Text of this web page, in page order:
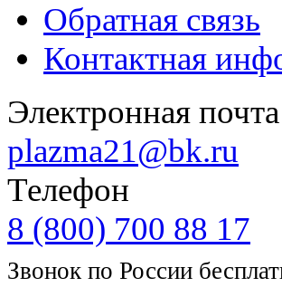
Обратная связь
Контактная
Электронная почта
plazma21@bk.ru
Телефон
8 (800) 700 88 17
Звонок по России